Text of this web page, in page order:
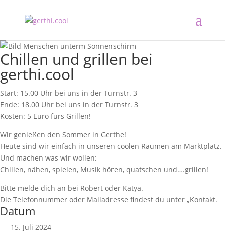
Chillen und grillen bei
gerthi.cool
Start: 15.00 Uhr bei uns in der Turnstr. 3
Ende: 18.00 Uhr bei uns in der Turnstr. 3
Kosten: 5 Euro fürs Grillen!
Wir genießen den Sommer in Gerthe!
Heute sind wir einfach in unseren coolen Räumen am Marktplatz.
Und machen was wir wollen:
Chillen, nähen, spielen, Musik hören, quatschen und….grillen!
Bitte melde dich an bei Robert oder Katya.
Die Telefonnummer oder Mailadresse findest du unter „Kontakt.
Datum
15. Juli 2024